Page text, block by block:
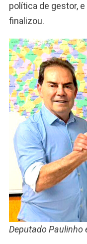
política de gestor,
finalizou.
Deputado Paulinho